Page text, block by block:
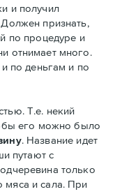
и получил
признать,
по процедуре и
отнимает много.
по деньгам и по
Т.е. некий
его можно было
. Название идет
путают с
только
мяса и сала. При